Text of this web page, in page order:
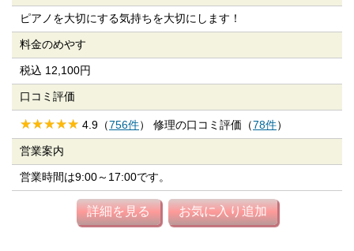
ピアノを大切にする気持ちを大切にします！
料金のめやす
税込 12,100円
口コミ評価
4.9（756件） 修理の口コミ評価（78件）
営業案内
営業時間は9:00～17:00です。
詳細を見る お気に入り追加